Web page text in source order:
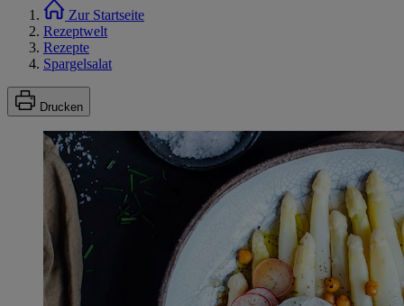
Zur Startseite
Rezeptwelt
Rezepte
Spargelsalat
Drucken